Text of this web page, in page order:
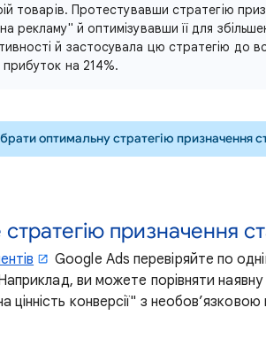
товарів. Протестувавши стратегію
рекламу" й оптимізувавши її для
й застосувала цю стратегію до
прибуток на 214%.
оптимальну стратегію призначення
призначення
Google Ads перевіряйте по
ви можете порівняти
цінність конверсії" з